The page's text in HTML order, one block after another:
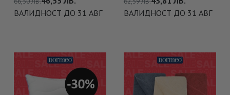
ВАЛИДНОСТ ДО 31 АВГ ВАЛИДНОСТ ДО 31 АВГ